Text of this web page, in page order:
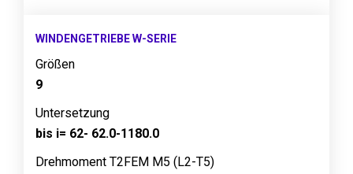
WINDENGETRIEBE W-SERIE
Größen
9
Untersetzung
bis i= 62- 62.0-1180.0
Drehmoment T2FEM M5 (L2-T5)